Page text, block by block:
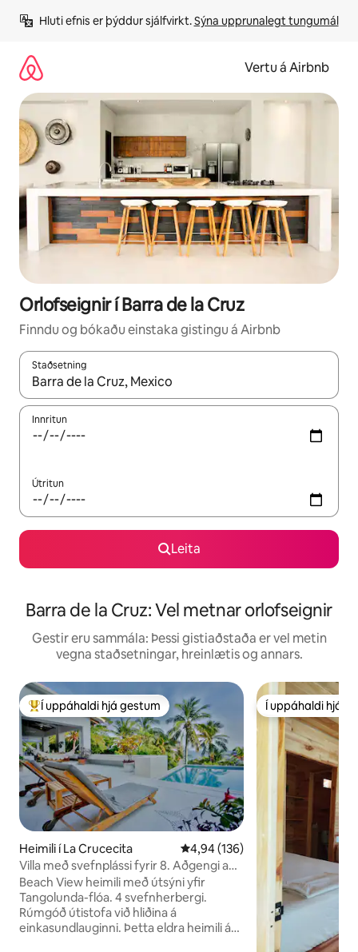
beint
Hluti efnis er þýddur sjálfvirkt. Sýna upprunalegt tungumál
Vertu á Airbnb
Orlofseignir í Barra de la Cruz
Finndu og bókaðu einstaka gistingu á Airbnb
Staðsetning
Þegar niðurstöður liggja fyrir skaltu nota upp og niður
Innritun
Útritun
Leita
Barra de la Cruz: Vel metnar orlofseignir
Gestir eru sammála: Þessi gistiaðstaða er vel metin
vegna staðsetningar, hreinlætis og annars.
Í mestu uppáhaldi hjá gestum
Í uppáhaldi hjá gestum
Heimili í La Crucecita 4,94 af 5 í meðaleinkunn, 136
4,94 (136)
Villa með svefnplássi fyrir 8. Aðgengi að
strönd. Sundlaug, bílastæði og þráðlaust
net
Beach View heimili með útsýni yfir
Tangolunda-flóa. 4 svefnherbergi.
Rúmgóð útistofa við hliðina á
einkasundlauginni. Þetta eldra heimili á
Í uppáhaldi hjá
Í uppáhaldi hjá